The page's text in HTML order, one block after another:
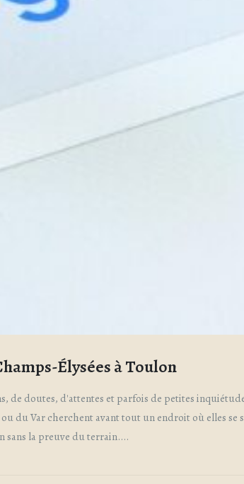
Élysées à Toulon
doutes, d'attentes et parfois de petites
du Var cherchent avant tout un endroit où elles se
sans la preuve du terrain....